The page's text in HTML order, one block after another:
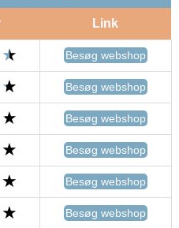
Link
Besøg webshop
Besøg webshop
Besøg webshop
Besøg webshop
Besøg webshop
Besøg webshop